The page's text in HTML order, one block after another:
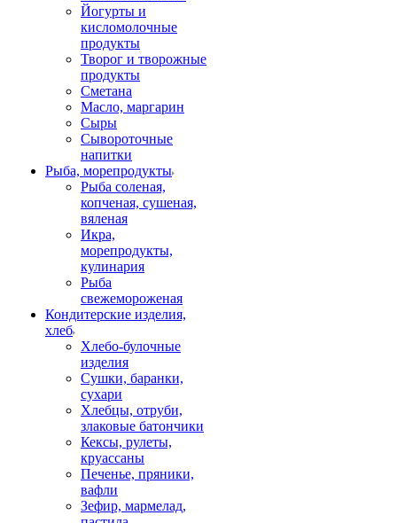
Йогурты и
кисломолочные
продукты
Творог и творожные
продукты
Сметана
Масло, маргарин
Сыры
Сывороточные
напитки
Рыба, морепродукты
Рыба соленая,
копченая, сушеная,
вяленая
Икра,
морепродукты,
кулинария
Рыба
свежемороженая
Кондитерские изделия,
хлеб
Хлебо-булочные
изделия
Сушки, баранки,
сухари
Хлебцы, отруби,
злаковые батончики
Кексы, рулеты,
круассаны
Печенье, пряники,
вафли
Зефир, мармелад,